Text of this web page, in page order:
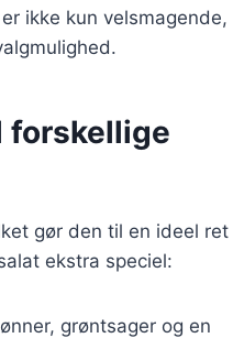
ikke kun velsmagende,
forskellige
gør den til en ideel ret
ekstra speciel:
grøntsager og en